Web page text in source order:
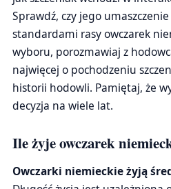
Sprawdź, czy jego
standardami rasy owczarek
wyboru, porozmawiaj z
najwięcej o pochodzeniu
historii hodowli. Pamiętaj, że
decyzja na wiele lat.
Ile żyje owczarek
Owczarki niemieckie żyją